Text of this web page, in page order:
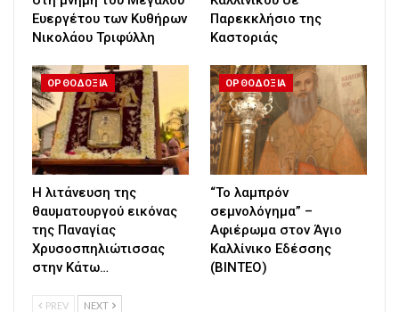
Ευεργέτου των Κυθήρων
Νικολάου Τριφύλλη
Παρεκκλήσιο της
Καστοριάς
ΟΡΘΟΔΟΞΙΑ
Η λιτάνευση της
θαυματουργού εικόνας
της Παναγίας
Χρυσοσπηλιώτισσας
στην Κάτω…
ΟΡΘΟΔΟΞΙΑ
“Το λαμπρόν
σεμνολόγημα” –
Αφιέρωμα στον Άγιο
Καλλίνικο Εδέσσης
(ΒΙΝΤΕΟ)
PREV NEXT